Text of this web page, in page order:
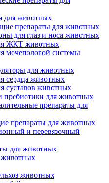
для животных
препараты для животных
для глаз и носа животных
ЖКТ животных
мочеполовой системы
для животных
сердца животных
суставов животных
пребиотики для животных
препараты для
препараты для животных
и перевязочный
для животных
животных
животных